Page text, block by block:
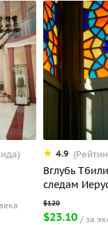
4.9
Вглубь
следам
$23.10 за